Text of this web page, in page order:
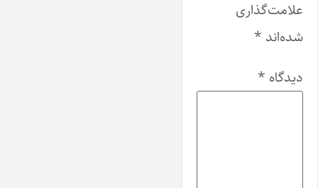
علامت‌گذاری
شده‌اند *
دیدگاه *